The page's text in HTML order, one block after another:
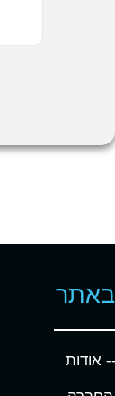
באתר
- אודות